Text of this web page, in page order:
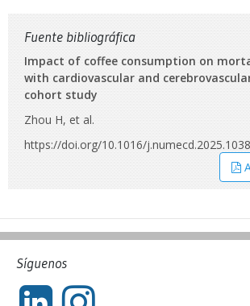
Fuente bibliográfica
Impact of coffee consumption on
with cardiovascular and
cohort study
Zhou H, et al.
https://doi.org/10.1016/
Síguenos